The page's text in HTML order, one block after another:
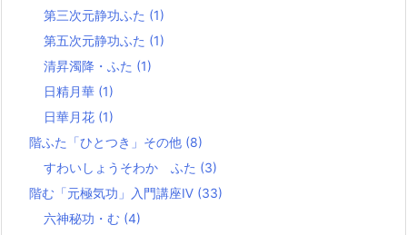
第三次元静功ふた (1)
第五次元静功ふた (1)
清昇濁降・ふた (1)
日精月華 (1)
日華月花 (1)
階ふた「ひとつき」その他 (8)
すわいしょうそわか ふた (3)
階む「元極気功」入門講座Ⅳ (33)
六神秘功・む (4)